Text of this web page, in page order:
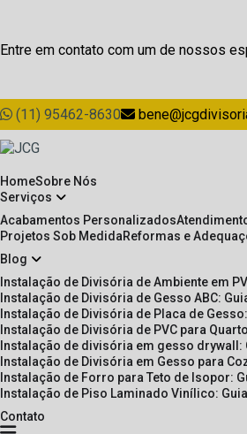
Entre em contato com um de nossos
(11) 95462-8630
Home Sobre Nós
Serviços
Acabamentos Personalizados
Projetos Sob Medida
Reformas e
Blog
Instalação de Divisória de Ambiente em
Instalação de Divisória de Gesso ABC:
Instalação de Divisória de Placa de
Instalação de Divisória de PVC para
Instalação de divisória em gesso drywall:
Instalação de Divisória em Gesso para
Instalação de Forro para Teto de Isopor:
Instalação de Piso Laminado Vinílico:
Contato